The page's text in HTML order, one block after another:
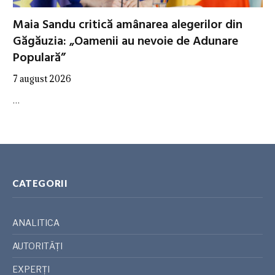
Maia Sandu critică amânarea alegerilor din
Găgăuzia: „Oamenii au nevoie de Adunare
Populară”
7 august 2026
…
CATEGORII
ANALITICA
AUTORITĂȚI
EXPERȚI